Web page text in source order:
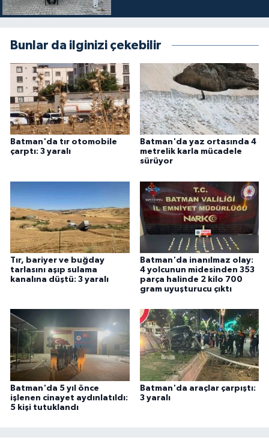
Bunlar da ilginizi çekebilir
Batman'da tır otomobile
çarptı: 3 yaralı
Batman'da yaz ortasında 4
metrelik karla mücadele
sürüyor
Tır, bariyer ve buğday
tarlasını aşıp sulama
kanalına düştü: 3 yaralı
Batman'da inanılmaz olay:
4 yolcunun midesinden 353
parça halinde 2 kilo 700
gram uyuşturucu çıktı
Batman'da 5 yıl önce
işlenen cinayet aydınlatıldı:
5 kişi tutuklandı
Batman'da araçlar çarpıştı:
3 yaralı